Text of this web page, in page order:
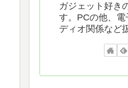
ガジェット好き
す。PCの他、
ディオ関係など